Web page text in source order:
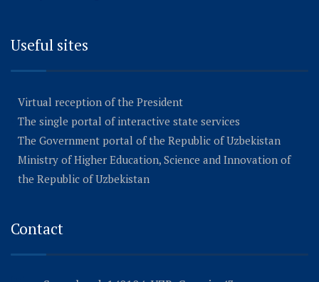
Useful sites
Virtual reception of the President
The single portal of interactive state services
The Government portal of the Republic of Uzbekistan
Ministry of Higher Education, Science and Innovation of
the Republic of Uzbekistan
Contact